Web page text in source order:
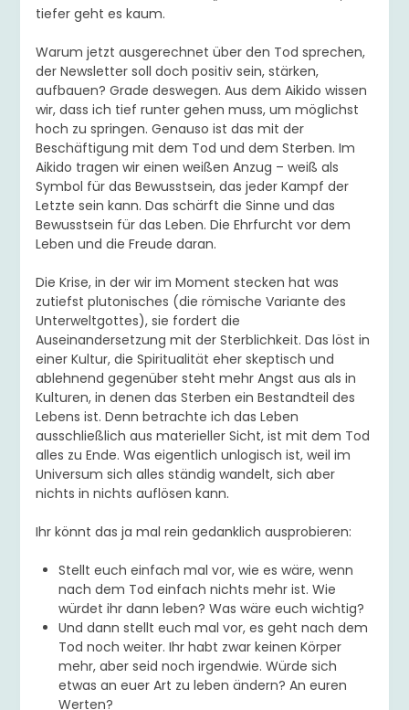
tiefer geht es kaum.
Warum jetzt ausgerechnet über den Tod sprechen,
der Newsletter soll doch positiv sein, stärken,
aufbauen? Grade deswegen. Aus dem Aikido wissen
wir, dass ich tief runter gehen muss, um möglichst
hoch zu springen. Genauso ist das mit der
Beschäftigung mit dem Tod und dem Sterben. Im
Aikido tragen wir einen weißen Anzug – weiß als
Symbol für das Bewusstsein, das jeder Kampf der
Letzte sein kann. Das schärft die Sinne und das
Bewusstsein für das Leben. Die Ehrfurcht vor dem
Leben und die Freude daran.
Die Krise, in der wir im Moment stecken hat was
zutiefst plutonisches (die römische Variante des
Unterweltgottes), sie fordert die
Auseinandersetzung mit der Sterblichkeit. Das löst in
einer Kultur, die Spiritualität eher skeptisch und
ablehnend gegenüber steht mehr Angst aus als in
Kulturen, in denen das Sterben ein Bestandteil des
Lebens ist. Denn betrachte ich das Leben
ausschließlich aus materieller Sicht, ist mit dem Tod
alles zu Ende. Was eigentlich unlogisch ist, weil im
Universum sich alles ständig wandelt, sich aber
nichts in nichts auflösen kann.
Ihr könnt das ja mal rein gedanklich ausprobieren:
Stellt euch einfach mal vor, wie es wäre, wenn
nach dem Tod einfach nichts mehr ist. Wie
würdet ihr dann leben? Was wäre euch wichtig?
Und dann stellt euch mal vor, es geht nach dem
Tod noch weiter. Ihr habt zwar keinen Körper
mehr, aber seid noch irgendwie. Würde sich
etwas an euer Art zu leben ändern? An euren
Werten?